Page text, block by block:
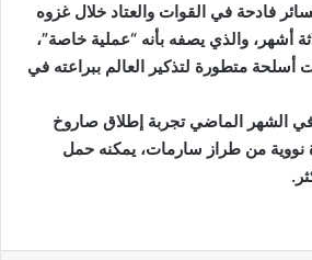
فادحة في القوات والعتاد خلال غزوه
أشهر، والذي يصفه بأنه “عملية خاصة”،
أسلحة متطورة لتذكير العالم ببراعته في
الشهر الماضي تجربة إطلاق صاروخ
نووية من طراز سارمات، يمكنه حمل